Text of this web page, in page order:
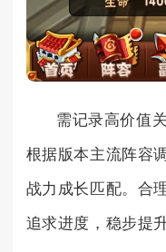
需记录高价值
根据版本主流阵容
战力成长匹配。合
追求进度，稳步提